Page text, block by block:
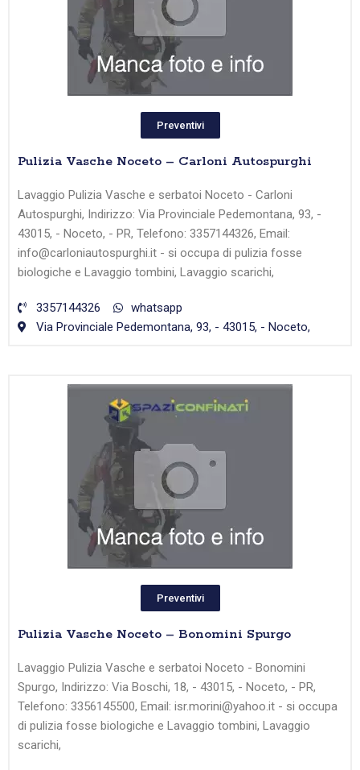
Preventivi
Pulizia Vasche Noceto – Carloni Autospurghi
Lavaggio Pulizia Vasche e serbatoi Noceto - Carloni
Autospurghi, Indirizzo: Via Provinciale Pedemontana, 93, -
43015, - Noceto, - PR, Telefono: 3357144326, Email:
info@carloniautospurghi.it - si occupa di pulizia fosse
biologiche e Lavaggio tombini, Lavaggio scarichi,
3357144326
whatsapp
Via Provinciale Pedemontana, 93, - 43015, - Noceto,
Preventivi
Pulizia Vasche Noceto – Bonomini Spurgo
Lavaggio Pulizia Vasche e serbatoi Noceto - Bonomini
Spurgo, Indirizzo: Via Boschi, 18, - 43015, - Noceto, - PR,
Telefono: 3356145500, Email: isr.morini@yahoo.it - si occupa
di pulizia fosse biologiche e Lavaggio tombini, Lavaggio
scarichi,